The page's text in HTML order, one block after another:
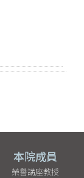
本院成員
榮譽講座教授